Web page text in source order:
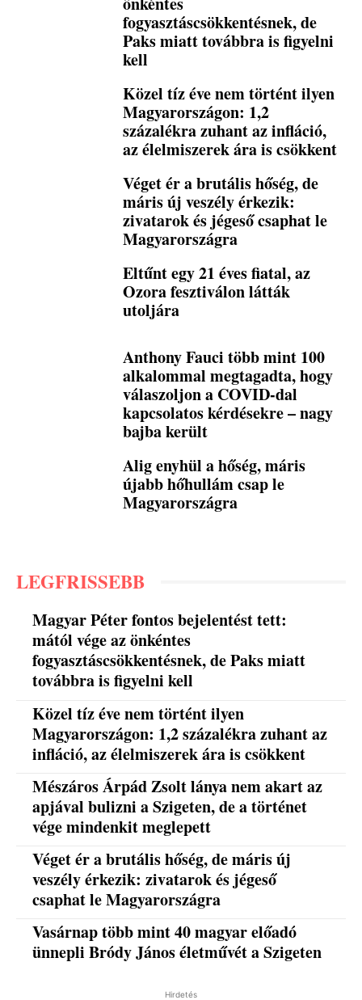
fogyasztáscsökkentésnek, de
Paks miatt továbbra is figyelni
kell
Közel tíz éve nem történt ilyen
Magyarországon: 1,2
százalékra zuhant az infláció,
az élelmiszerek ára is csökkent
Véget ér a brutális hőség, de
máris új veszély érkezik:
zivatarok és jégeső csaphat le
Magyarországra
Eltűnt egy 21 éves fiatal, az
Ozora fesztiválon látták
utoljára
Anthony Fauci több mint 100
alkalommal megtagadta, hogy
válaszoljon a COVID-dal
kapcsolatos kérdésekre – nagy
bajba került
Alig enyhül a hőség, máris
újabb hőhullám csap le
Magyarországra
LEGFRISSEBB
Magyar Péter fontos bejelentést tett:
mától vége az önkéntes
fogyasztáscsökkentésnek, de Paks miatt
továbbra is figyelni kell
Közel tíz éve nem történt ilyen
Magyarországon: 1,2 százalékra zuhant az
infláció, az élelmiszerek ára is csökkent
Mészáros Árpád Zsolt lánya nem akart az
apjával bulizni a Szigeten, de a történet
vége mindenkit meglepett
Véget ér a brutális hőség, de máris új
veszély érkezik: zivatarok és jégeső
csaphat le Magyarországra
Vasárnap több mint 40 magyar előadó
ünnepli Bródy János életművét a Szigeten
Hirdetés